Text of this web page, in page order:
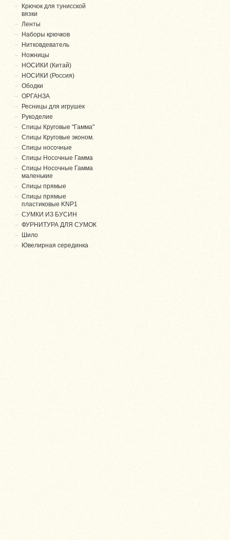
Крючок для тунисской
вязки
Ленты
Наборы крючков
Нитковдеватель
Ножницы
НОСИКИ (Китай)
НОСИКИ (Россия)
Ободки
ОРГАНЗА
Ресницы для игрушек
Рукоделие
Спицы Круговые "Гамма"
Спицы Круговые эконом.
Спицы носочные
Спицы Носочные Гамма
Спицы Носочные Гамма
маленькие
Спицы прямые
Спицы прямые
пластиковые KNP1
СУМКИ ИЗ БУСИН
ФУРНИТУРА ДЛЯ СУМОК
Шило
Ювелирная серединка